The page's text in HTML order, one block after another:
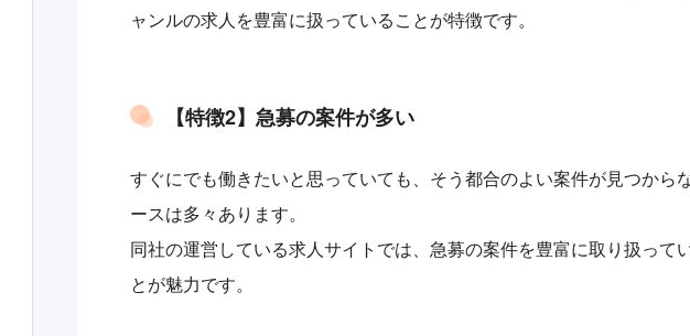
ャンルの求人を豊富に扱っていることが特徴です。
【特徴2】急募の案件が多い
すぐにでも働きたいと思っていても、そう都合のよい案件が見つから
ースは多々あります。
同社の運営している求人サイトでは、急募の案件を豊富に取り扱って
とが魅力です。